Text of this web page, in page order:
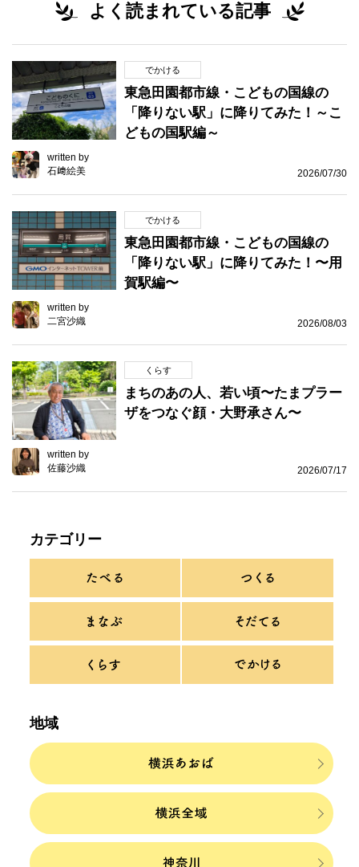
よく読まれている記事
でかける
東急田園都市線・こどもの国線の
「降りない駅」に降りてみた！～こ
どもの国駅編～
written by
石﨑絵美
2026/07/30
でかける
東急田園都市線・こどもの国線の
「降りない駅」に降りてみた！〜用
賀駅編〜
written by
二宮沙織
2026/08/03
くらす
まちのあの人、若い頃〜たまプラー
ザをつなぐ顔・大野承さん〜
written by
佐藤沙織
2026/07/17
カテゴリー
地域